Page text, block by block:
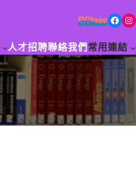
Facebook Instagram
人才招聘聯絡我們 常用連結